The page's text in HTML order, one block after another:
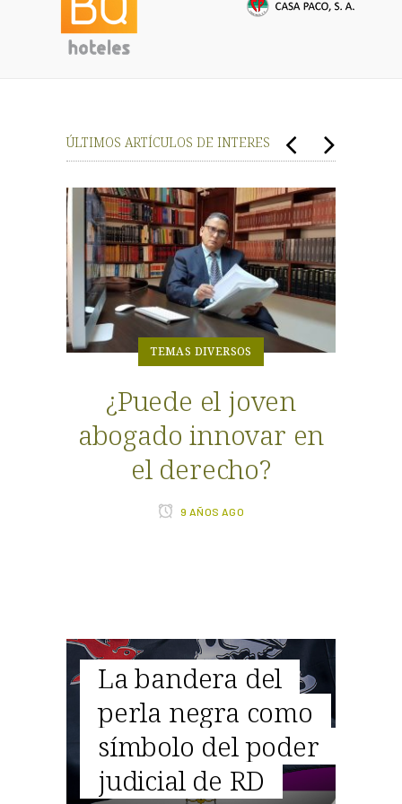
ÚLTIMOS ARTÍCULOS DE INTERES
TEMAS DIVERSOS
¿Puede el joven
abogado innovar en
el derecho?
9 AÑOS AGO
La bandera del
perla negra como
símbolo del poder
judicial de RD